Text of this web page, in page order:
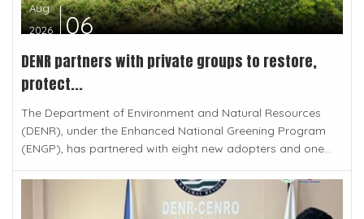
Aug
2026
06
DENR partners with private groups to restore,
protect...
The Department of Environment and Natural Resources
(DENR), under the Enhanced National Greening Program
(ENGP), has partnered with eight new adopters and one...